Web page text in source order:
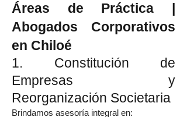
Áreas de Práctica |
Abogados Corporativos
en Chiloé
1. Constitución de
Empresas y
Reorganización Societaria
Brindamos asesoría integral en: